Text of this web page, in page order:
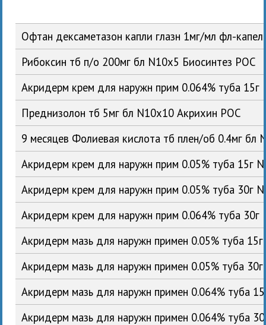
Офтан дексаметазон капли глазн 1мг/мл фл-
Рибоксин тб п/о 200мг бл N10x5 Биосинтез РОС
Акридерм крем для наружн прим 0.064% туба
Преднизолон тб 5мг бл N10x10 Акрихин РОС
9 месяцев Фолиевая кислота тб плен/об 0.4мг
Акридерм крем для наружн прим 0.05% туба 15г
Акридерм крем для наружн прим 0.05% туба 30г
Акридерм крем для наружн прим 0.064% туба
Акридерм мазь для наружн примен 0.05% туба
Акридерм мазь для наружн примен 0.05% туба
Акридерм мазь для наружн примен 0.064% туба
Акридерм мазь для наружн примен 0.064% туба